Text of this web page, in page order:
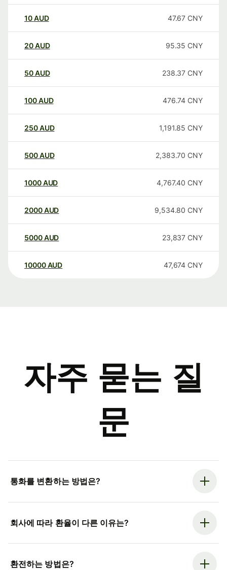
10AUD 47.67 CNY
20AUD 95.35 CNY
50AUD 238.37 CNY
100AUD 476.74 CNY
250AUD 1,191.85 CNY
500AUD 2,383.70 CNY
1000AUD 4,767.40 CNY
2000AUD 9,534.80 CNY
5000AUD 23,837 CNY
10000 AUD 47,674 CNY
자주 묻는 질
문
통화를 변환하는 방법은?
회사에 따라 환율이 다른 이유는?
환전하는 방법은?